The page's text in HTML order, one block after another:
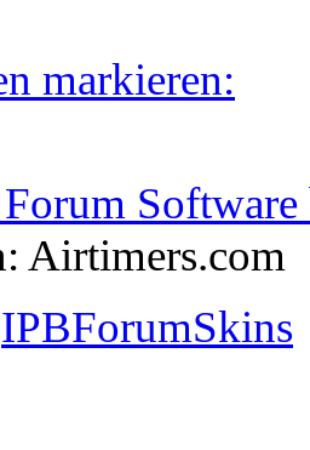
markieren:
Software
Airtimers.com
IPBForumSkins